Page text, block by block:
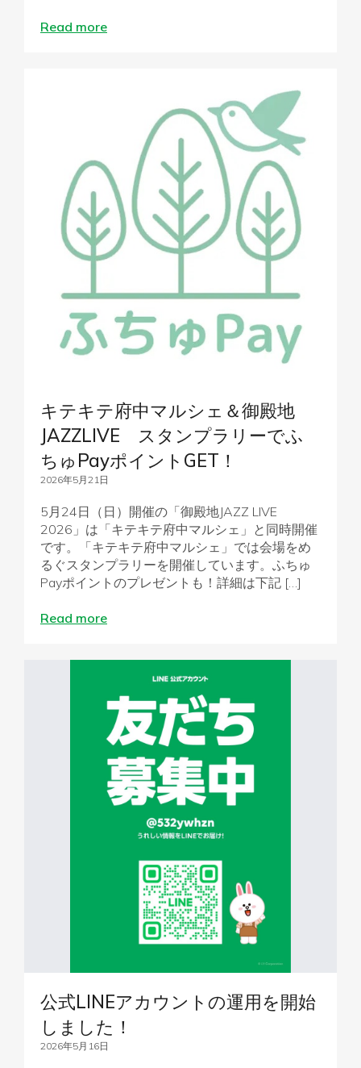
Read more
キテキテ府中マルシェ＆御殿地
JAZZLIVE スタンプラリーでふ
ちゅPayポイントGET！
2026年5月21日
5月24日（日）開催の「御殿地JAZZ LIVE
2026」は「キテキテ府中マルシェ」と同時開催
です。「キテキテ府中マルシェ」では会場をめ
るぐスタンプラリーを開催しています。ふちゅ
Payポイントのプレゼントも！詳細は下記 […]
Read more
公式LINEアカウントの運用を開始
しました！
2026年5月16日